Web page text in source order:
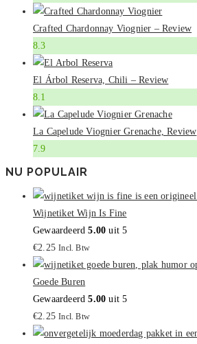
Crafted Chardonnay Viognier – Review
8.3
El Árbol Reserva, Chili – Review
8.1
La Capelude Viognier Grenache, Review
7.9
NU POPULAIR
Wijnetiket Wijn Is Fine
Gewaardeerd5.00 uit 5
€2.25 Incl. Btw
Goede Buren
Gewaardeerd5.00 uit 5
€2.25 Incl. Btw